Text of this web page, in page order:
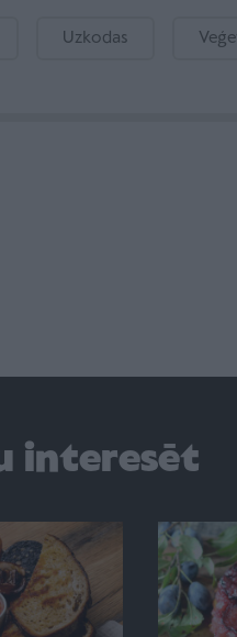
Uzkodas
interesēt